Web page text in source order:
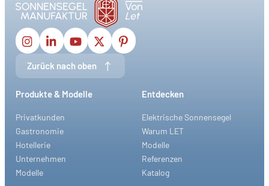
Zurück nach oben
Produkte & Modelle
Privatkunden
Gastronomie
Hotellerie
Unternehmen
Modelle
Entdecken
Elektrische Sonnensegel
Warum LET
Modelle
Referenzen
Katalog